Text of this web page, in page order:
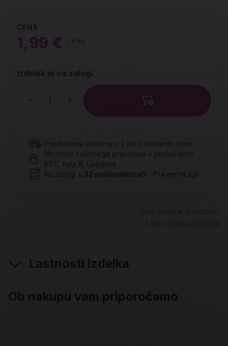
CENA
1,99 €
Izdelek je na zalogi.
Predvidena dostava v 2 do 3 delovnih dneh.
Možnost osebnega prevzema v poslovalnici
BTC, hala 8, Ljubljana
Na zalogi v 32 poslovalnicah Preverite kje
Lastnosti izdelka
Ob nakupu vam priporočamo